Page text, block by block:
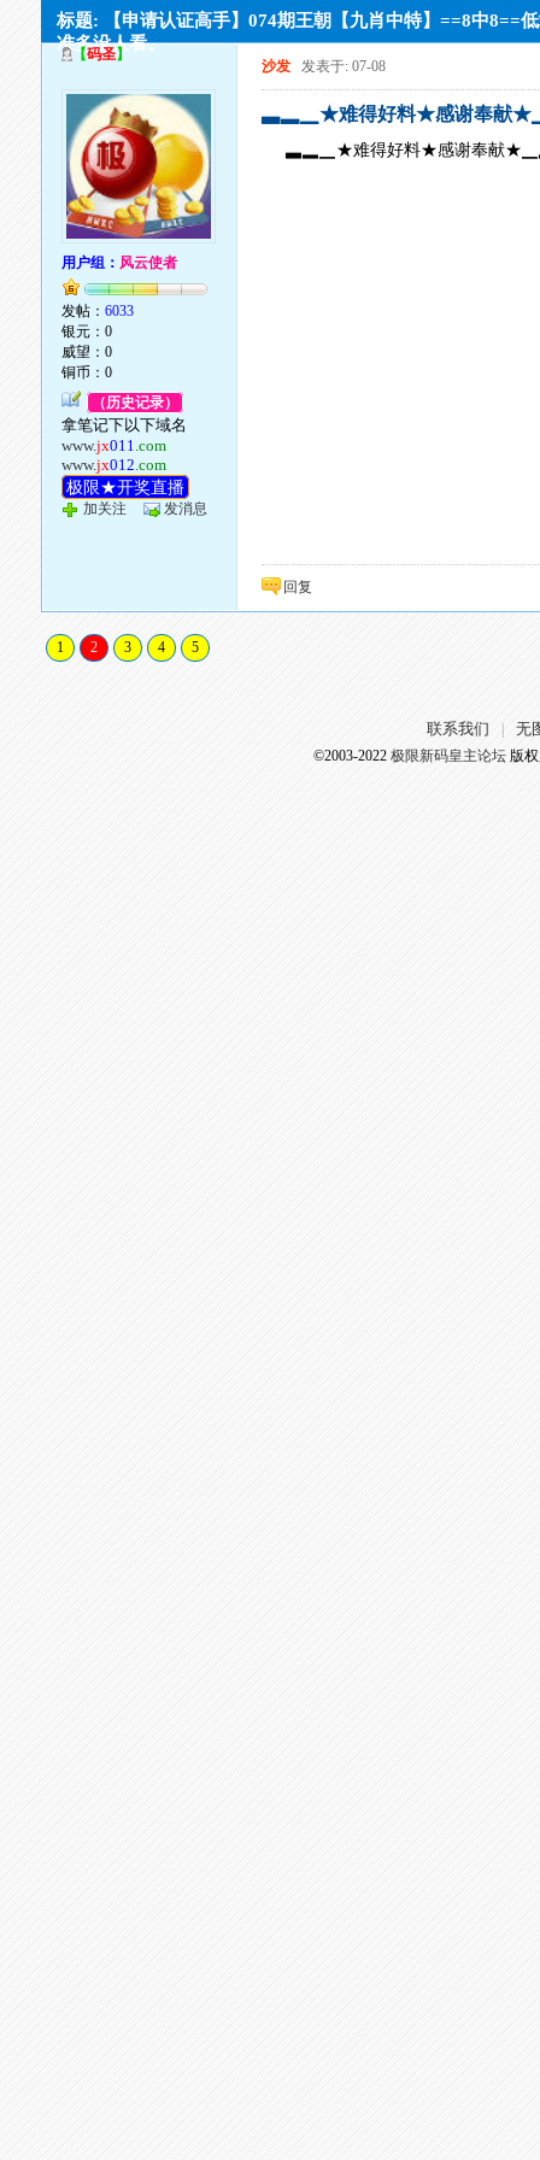
标题: 【申请认证高手】074期王朝【九肖中特】==8中8==
准多没人看。
【码圣】
用户组： 风云使者
发帖：6033
银元：0
威望：0
铜币：0
（历史记录）
拿笔记下以下域名
www.jx011.com
www.jx012.com
极限★开奖直播
加关注 发消息
沙发 发表于: 07-08
▃▂▁★难得好料★感谢奉献
▃▂▁★难得好料★感谢奉献
回复
1 2 3 4 5
联系我们 无
©2003-2022 极限新码皇主论坛版权